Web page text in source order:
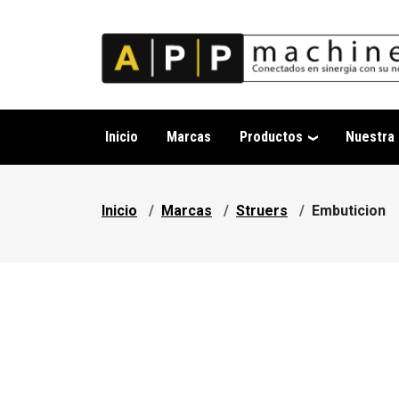
Inicio Marcas Productos Nuestra
Sobrescribir enlaces de
Inicio Marcas Struers Embuticion